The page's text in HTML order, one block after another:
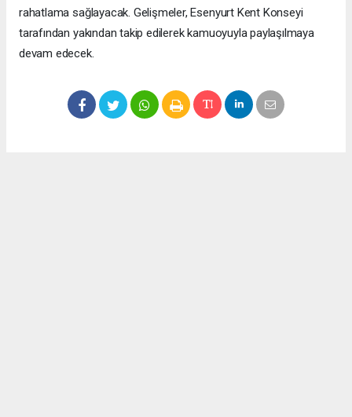
rahatlama sağlayacak. Gelişmeler, Esenyurt Kent Konseyi
tarafından yakından takip edilerek kamuoyuyla paylaşılmaya
devam edecek.